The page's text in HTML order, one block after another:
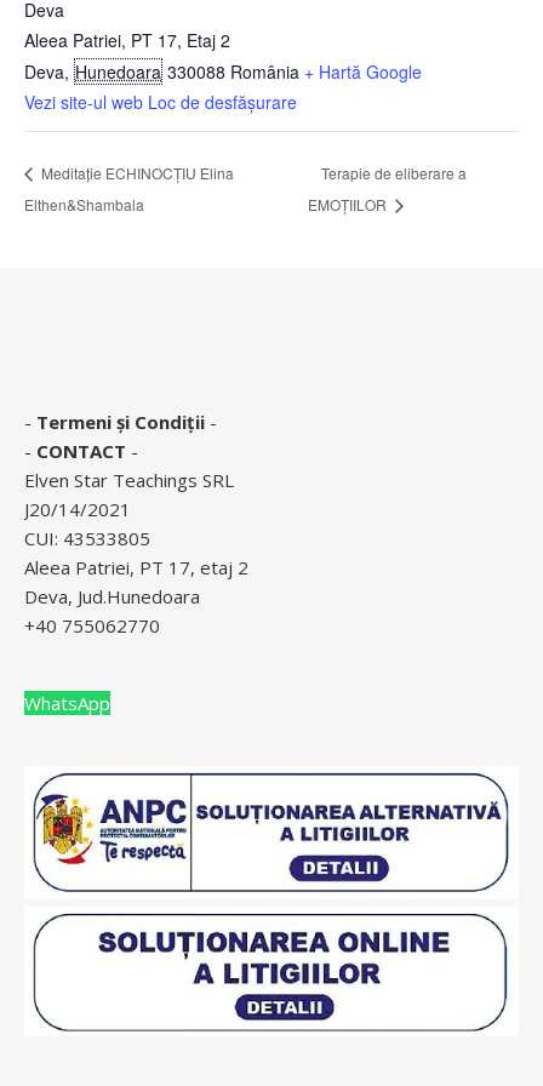
Deva
Aleea Patriei, PT 17, Etaj 2
Deva, Hunedoara 330088 România + Hartă Google
Vezi site-ul web Loc de desfășurare
Meditație ECHINOCȚIU Elina
Elthen&Shambala
Terapie de eliberare a
EMOȚIILOR
- Termeni și Condiții -
- CONTACT -
Elven Star Teachings SRL
J20/14/2021
CUI: 43533805
Aleea Patriei, PT 17, etaj 2
Deva, Jud.Hunedoara
+40 755062770
WhatsApp